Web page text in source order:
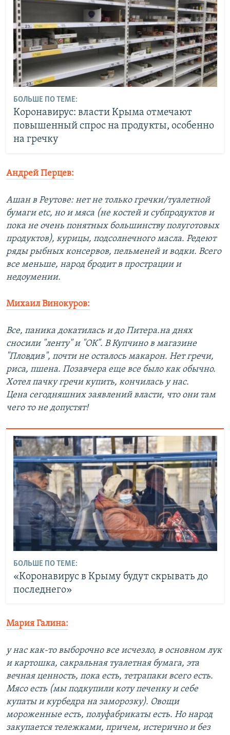
БОЛЬШЕ ПО ТЕМЕ:
Коронавирус: власти Крыма отмечают
повышенный спрос на продукты, особенно
на гречку
Андрей Перцев:
Ашан в Реутове: нет не только гречки/туалетной
бумаги etc, но и мяса (не костей и субпродуктов и
пока не очень понятных большинству полуготовых
продуктов), курицы, подсолнечного масла. Редеют
ряды рыбных консервов, пельменей и водки. Всего
все меньше, народ бродит в прострации и
недоумении.
Михаил Винокуров:
Все, паника докатилась и до Питера.на днях
сносили "ленту" и "ОК". В Купчино в магазине
"Пловдив", почти не осталось макарон. Нет гречи,
риса, пшена. Позавчера еще все было как обычно.
Хотел пачку гречи купить, кончилась у нас.
Цена сегодняшних заявлений власти, что они там
чего то не допустят!
БОЛЬШЕ ПО ТЕМЕ:
«Коронавирус в Крыму будут скрывать до
последнего»
Мария Галина:
у нас как-то выборочно все исчезло, в основном лук
и картошка, сакральная туалетная бумага, эта
вечная ценность, пока есть, тетрапаки всего есть.
Мясо есть (мы подкупили коту печенку и себе
купаты и курбедра на заморозку). Овощи
мороженные есть, полуфабрикаты есть. Но народ
закупается тележками, причем, истерично и без